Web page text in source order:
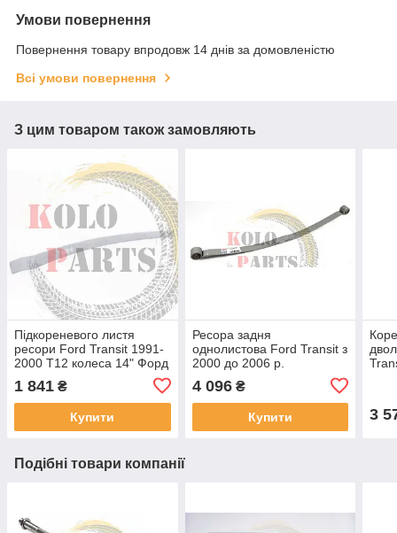
Умови повернення
Повернення товару впродовж 14 днів за домовленістю
Всі умови повернення
З цим товаром також замовляють
Підкореневого листя
ресори Ford Transit 1991-
2000 Т12 колеса 14" Форд
посилення (підресорник)
1 841 ₴
Купити
Ресора задня
однолистова Ford Transit з
2000 до 2006 р.
(корочена) Форд Транзит
лист ресори кореної
4 096₴
Купити 3
Подібні товари компанії